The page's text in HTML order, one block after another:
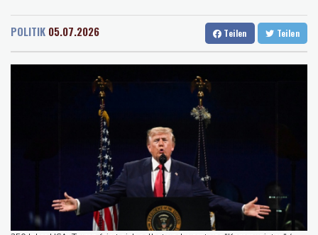
Dresden
Wien
22 °C
Baden-Baden
12 °C
Hitze und Niedrigwasser: Städte- und Gemeindebund fordert
Infantinos Investorenplan: FIFA-Experte fordert Aufarbeitung
Biathlon-Olympiasieger Jacquelin wird Teilzeit-Radprofi
Kircher: VAR nicht "zu kleinteilig" einsetzen
Kreise: Türkei will mit Pakistan und Saudi-Arabien
Verteidigungspakt schließen
Sprengstoff-Drohne am Leipziger Flughafen:
Bundesanwaltschaft übernimmt Ermittlungen
POLITIK 05.07.2026 Teilen Teilen